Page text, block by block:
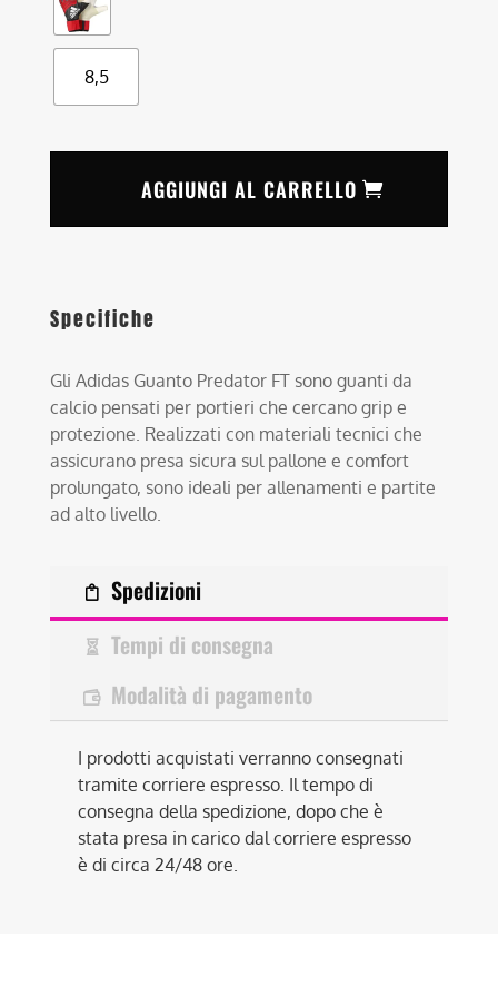
8,5
AGGIUNGI AL CARRELLO
Specifiche
Gli Adidas Guanto Predator FT sono guanti da
calcio pensati per portieri che cercano grip e
protezione. Realizzati con materiali tecnici che
assicurano presa sicura sul pallone e comfort
prolungato, sono ideali per allenamenti e partite
ad alto livello.
Spedizioni
Tempi di consegna
Modalità di pagamento
I prodotti acquistati verranno consegnati
tramite corriere espresso. Il tempo di
consegna della spedizione, dopo che è
stata presa in carico dal corriere espresso
è di circa 24/48 ore.